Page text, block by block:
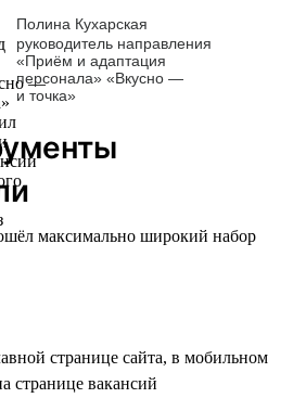
Полина Кухарская
руководитель направления
«Приём и адаптация
персонала» «Вкусно —
и точка»
максимально широкий набор
странице сайта, в мобильном
странице вакансий